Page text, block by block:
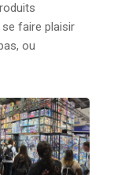
faire plaisir
ou